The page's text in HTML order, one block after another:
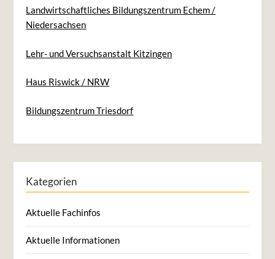
Landwirtschaftliches Bildungszentrum Echem /
Niedersachsen
Lehr- und Versuchsanstalt Kitzingen
Haus Riswick / NRW
Bildungszentrum Triesdorf
Kategorien
Aktuelle Fachinfos
Aktuelle Informationen